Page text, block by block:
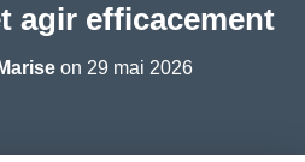
agir efficacement
Mariseon 29 mai 2026